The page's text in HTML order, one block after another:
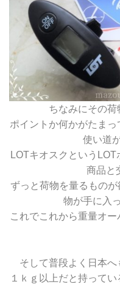
ちなみにその荷
ポイントか何かがたま
使い道
LOTキオスクという
商品と
ずっと荷物を量るもの
物が手に入
これでこれから重量オ
そして普段よく日本へ
１ｋｇ以上だと持って